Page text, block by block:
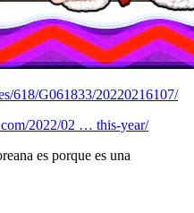
618/G061833/20220216107/
2022/02 … this-year/
es porque es una